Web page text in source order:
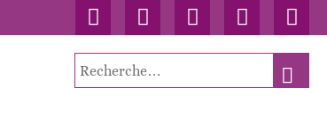
Accueil Contact ConnexionNos
publications
Recherche
pour